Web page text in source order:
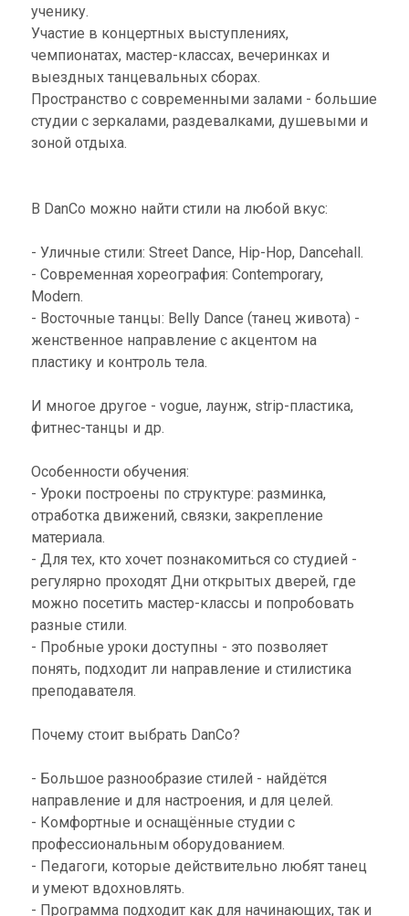
ученику.
Участие в концертных выступлениях,
чемпионатах, мастер-классах, вечеринках и
выездных танцевальных сборах.
Пространство с современными залами - большие
студии с зеркалами, раздевалками, душевыми и
зоной отдыха.
В DanCo можно найти стили на любой вкус:
- Уличные стили: Street Dance, Hip-Hop, Dancehall.
- Современная хореография: Contemporary,
Modern.
- Восточные танцы: Belly Dance (танец живота) -
женственное направление с акцентом на
пластику и контроль тела.
И многое другое - vogue, лаунж, strip-пластика,
фитнес-танцы и др.
Особенности обучения:
- Уроки построены по структуре: разминка,
отработка движений, связки, закрепление
материала.
- Для тех, кто хочет познакомиться со студией -
регулярно проходят Дни открытых дверей, где
можно посетить мастер-классы и попробовать
разные стили.
- Пробные уроки доступны - это позволяет
понять, подходит ли направление и стилистика
преподавателя.
Почему стоит выбрать DanCo?
- Большое разнообразие стилей - найдётся
направление и для настроения, и для целей.
- Комфортные и оснащённые студии с
профессиональным оборудованием.
- Педагоги, которые действительно любят танец
и умеют вдохновлять.
- Программа подходит как для начинающих, так и